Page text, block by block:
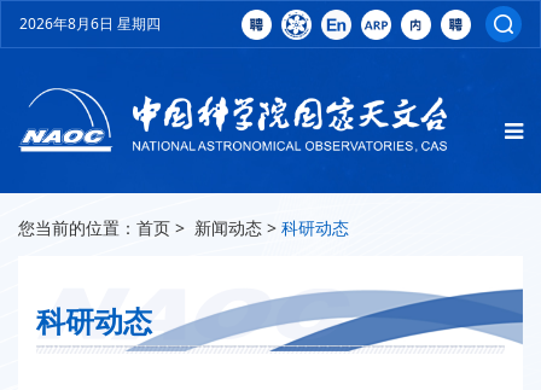
2026年8月6日 星期四
您当前的位置： 首页 > 新闻动态 > 科研动态
科研动态